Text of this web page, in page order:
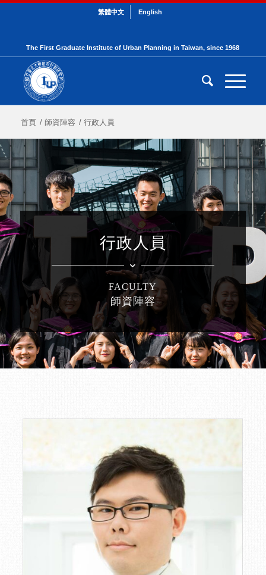
繁體中文 English
The First Graduate Institute of Urban Planning in Taiwan, since 1968
首頁 / 師資陣容 / 行政人員
行政人員
FACULTY
師資陣容